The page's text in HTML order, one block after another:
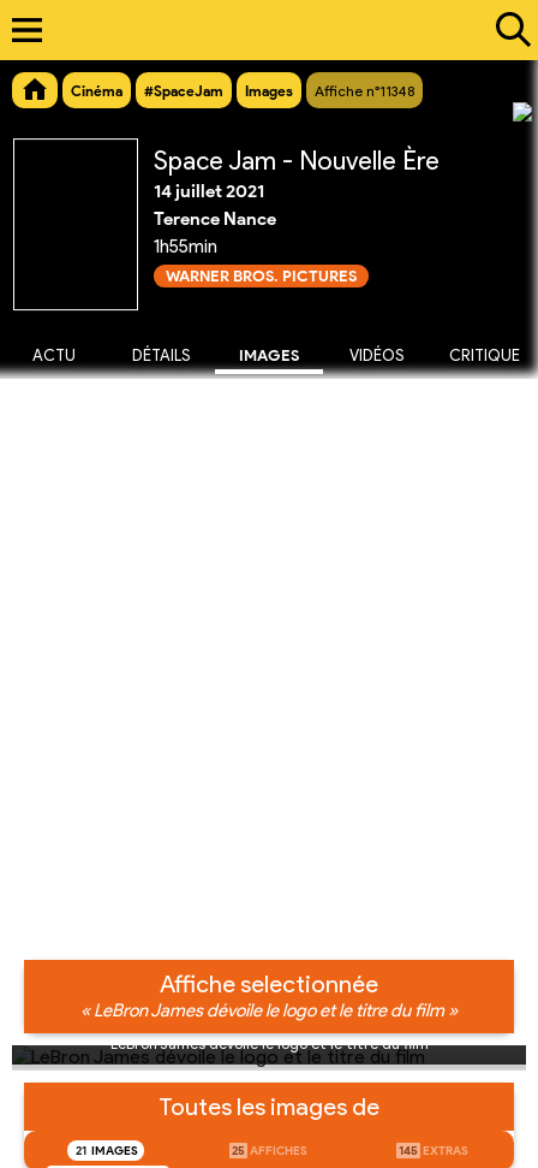
Cinéma #SpaceJam Images Affiche n°11348
Space Jam - Nouvelle Ère
14 juillet 2021
Terence Nance
1h55min
WARNER BROS. PICTURES
ACTU DÉTAILS IMAGES VIDÉOS CRITIQUE
Affiche selectionnée
« LeBron James dévoile le logo et le titre du film »
LeBron James dévoile le logo et le titre du film
Toutes les images de
21 IMAGES 25 AFFICHES 145 EXTRAS